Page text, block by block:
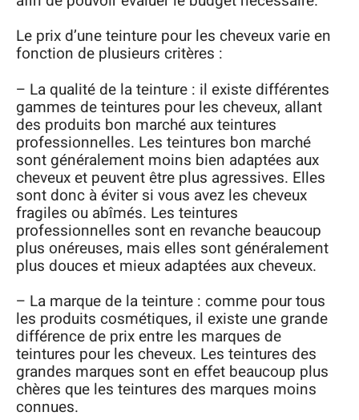
Le prix d’une teinture pour les cheveux varie en
fonction de plusieurs critères :
– La qualité de la teinture : il existe différentes
gammes de teintures pour les cheveux, allant
des produits bon marché aux teintures
professionnelles. Les teintures bon marché
sont généralement moins bien adaptées aux
cheveux et peuvent être plus agressives. Elles
sont donc à éviter si vous avez les cheveux
fragiles ou abîmés. Les teintures
professionnelles sont en revanche beaucoup
plus onéreuses, mais elles sont généralement
plus douces et mieux adaptées aux cheveux.
– La marque de la teinture : comme pour tous
les produits cosmétiques, il existe une grande
différence de prix entre les marques de
teintures pour les cheveux. Les teintures des
grandes marques sont en effet beaucoup plus
chères que les teintures des marques moins
connues.